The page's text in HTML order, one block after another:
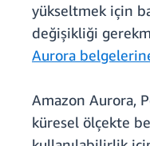
yükseltmek için
değişikliği
Aurora
Amazon Aurora,
küresel ölçekte